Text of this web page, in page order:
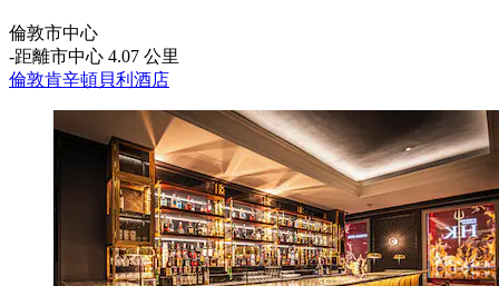
倫敦市中心
‐距離市中心 4.07 公里
倫敦肯辛頓貝利酒店